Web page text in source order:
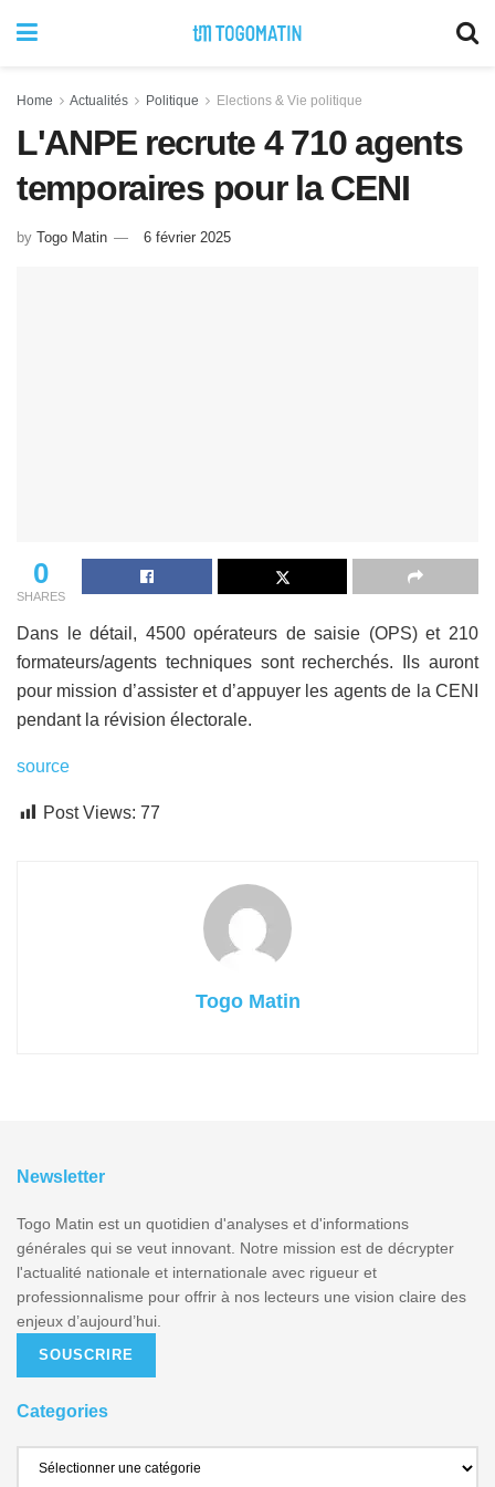
Home Actualités Politique Elections & Vie politique
L'ANPE recrute 4 710 agents
temporaires pour la CENI
by Togo Matin 6 février 2025
0
SHARES
Dans le détail, 4500 opérateurs de saisie (OPS) et 210
formateurs/agents techniques sont recherchés. Ils auront
pour mission d’assister et d’appuyer les agents de la CENI
pendant la révision électorale.
source
Post Views: 77
Togo Matin
Newsletter
Togo Matin est un quotidien d'analyses et d'informations
générales qui se veut innovant. Notre mission est de décrypter
l'actualité nationale et internationale avec rigueur et
professionnalisme pour offrir à nos lecteurs une vision claire des
enjeux d’aujourd’hui.
SOUSCRIRE
Categories